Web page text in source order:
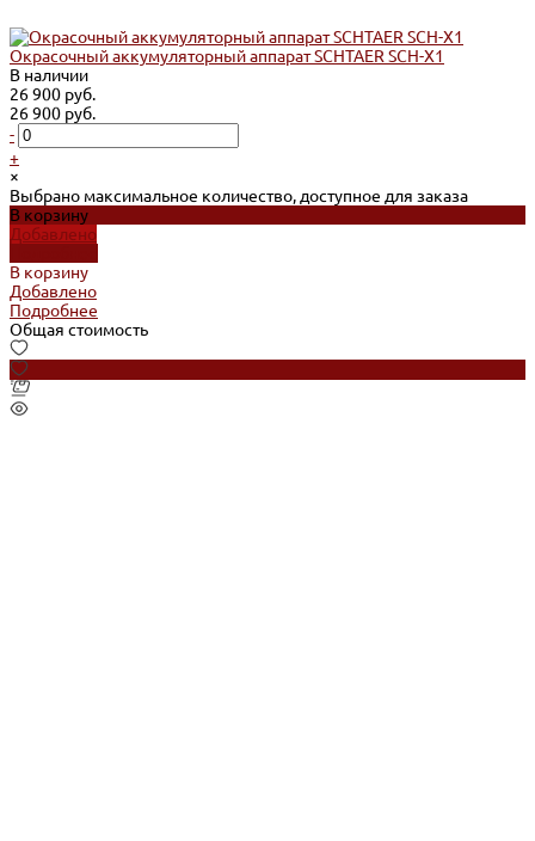
Окрасочный аккумуляторный аппарат SCHTAER SCH-X1
В наличии
26 900 руб.
26 900 руб.
-
+
×
Выбрано максимальное количество, доступное для заказа
В корзину
Добавлено
В корзину
Добавлено
Подробнее
Общая стоимость